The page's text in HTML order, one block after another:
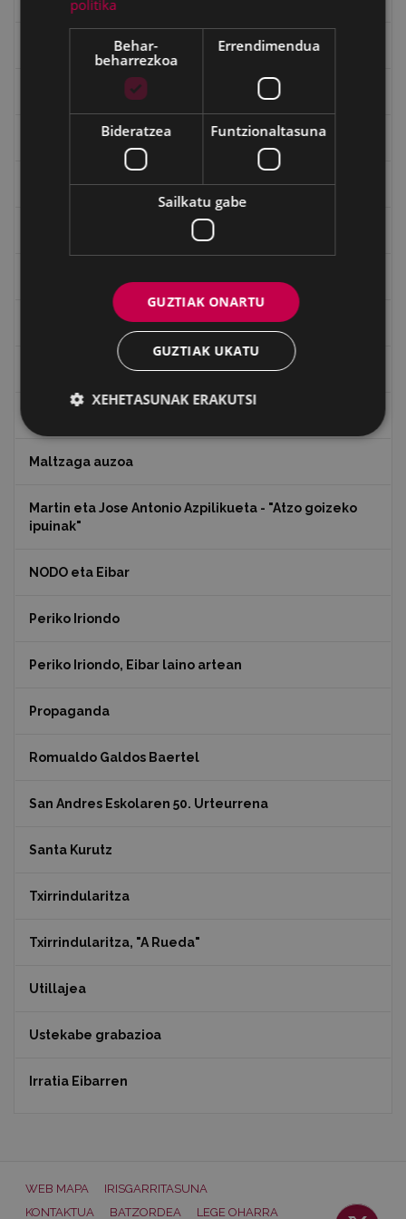
Gerra Zibilaren Interpretazio Zentroa
Ignacio Zuloaga (1870-2020)
Juan Antonio Palacios HARRIA
Julen Zabaletaren marrazkiak
Maltzaga auzoa
Martin eta Jose Antonio Azpilikueta - "Atzo goizeko
ipuinak"
NODO eta Eibar
Periko Iriondo
Periko Iriondo, Eibar laino artean
Propaganda
Romualdo Galdos Baertel
San Andres Eskolaren 50. Urteurrena
Santa Kurutz
Txirrindularitza
Txirrindularitza, "A Rueda"
Utillajea
Ustekabe grabazioa
Irratia Eibarren
WEB MAPA
IRISGARRITASUNA
KONTAKTUA
BATZORDEA LEGE OHARRA
politika
Behar-
beharrezkoa
Errendimendua
Bideratzea Funtzionaltasuna
Sailkatu gabe
GUZTIAK ONARTU
GUZTIAK UKATU
XEHETASUNAK ERAKUTSI